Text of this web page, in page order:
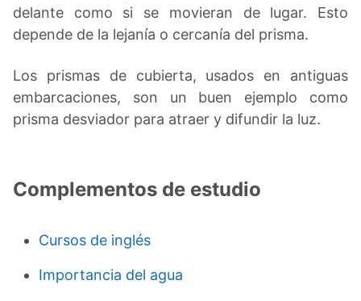
delante como si se movieran de lugar. Esto
depende de la lejanía o cercanía del prisma.
Los prismas de cubierta, usados en antiguas
embarcaciones, son un buen ejemplo como
prisma desviador para atraer y difundir la luz.
Complementos de estudio
Cursos de inglés
Importancia del agua